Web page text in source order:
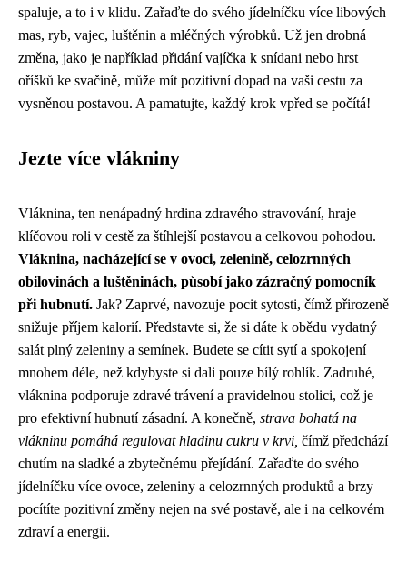
spaluje, a to i v klidu. Zařaďte do svého jídelníčku více libových
mas, ryb, vajec, luštěnin a mléčných výrobků. Už jen drobná
změna, jako je například přidání vajíčka k snídani nebo hrst
oříšků ke svačině, může mít pozitivní dopad na vaši cestu za
vysněnou postavou. A pamatujte, každý krok vpřed se počítá!
Jezte více vlákniny
Vláknina, ten nenápadný hrdina zdravého stravování, hraje
klíčovou roli v cestě za štíhlejší postavou a celkovou pohodou.
Vláknina, nacházející se v ovoci, zelenině, celozrnných
obilovinách a luštěninách, působí jako zázračný pomocník
při hubnutí. Jak? Zaprvé, navozuje pocit sytosti, čímž přirozeně
snižuje příjem kalorií. Představte si, že si dáte k obědu vydatný
salát plný zeleniny a semínek. Budete se cítit sytí a spokojení
mnohem déle, než kdybyste si dali pouze bílý rohlík. Zadruhé,
vláknina podporuje zdravé trávení a pravidelnou stolici, což je
pro efektivní hubnutí zásadní. A konečně, strava bohatá na
vlákninu pomáhá regulovat hladinu cukru v krvi, čímž předchází
chutím na sladké a zbytečnému přejídání. Zařaďte do svého
jídelníčku více ovoce, zeleniny a celozrnných produktů a brzy
pocítíte pozitivní změny nejen na své postavě, ale i na celkovém
zdraví a energii.